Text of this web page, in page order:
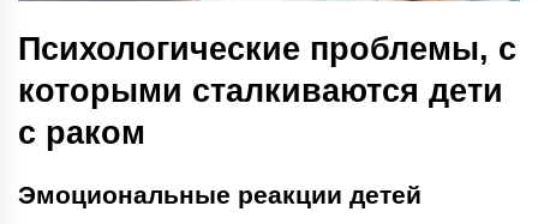
Психологические проблемы, с
которыми сталкиваются дети
с раком
Эмоциональные реакции детей